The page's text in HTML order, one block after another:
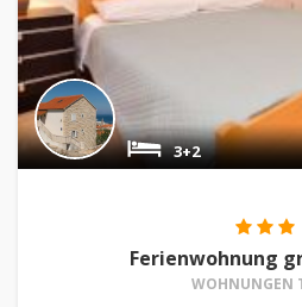
3+2
Ferienwohnung
WOHNUNGEN